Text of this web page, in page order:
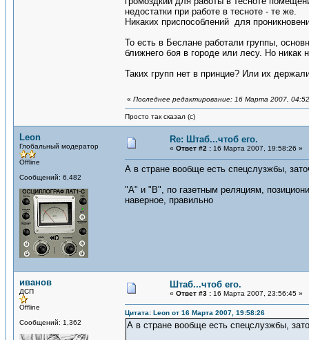
недостатки при работе в тесноте - те же.
Никаких приспособлений для
То есть в Беслане работали группы,
ближнего боя в городе или лесу. Но никак
Таких групп нет в принцие? Или их
« Последнее редактирование: 16 Марта 2007,
Просто так сказал (с)
Leon
Глобальный модератор
Offline
Сообщений: 6,482
Re: Штаб...чтоб его.
« Ответ #2 : 16 Марта 2007, 19:58:26 »
А в стране вообще есть спецслузжбы,
"А" и "В", по газетным реляциям,
наверное, правильно
иванов
ДСП
Offline
Сообщений: 1,362
Штаб...чтоб его.
« Ответ #3 : 16 Марта 2007, 23:56:45 »
Цитата: Leon от 16 Марта 2007, 19:58:26
А в стране вообще есть спецслузжбы,